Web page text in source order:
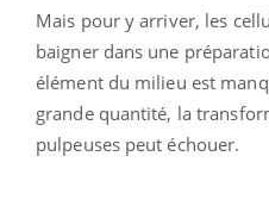
Mais pour y arriver, les
baigner dans une
élément du milieu est
grande quantité, la
pulpeuses peut échouer.